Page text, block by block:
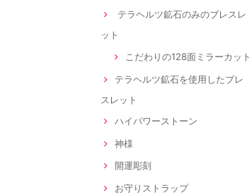
テラヘルツ鉱石のみのブレスレ
ット
こだわりの128面ミラーカット
テラヘルツ鉱石を使用したブレ
スレット
ハイパワーストーン
神様
開運彫刻
お守りストラップ